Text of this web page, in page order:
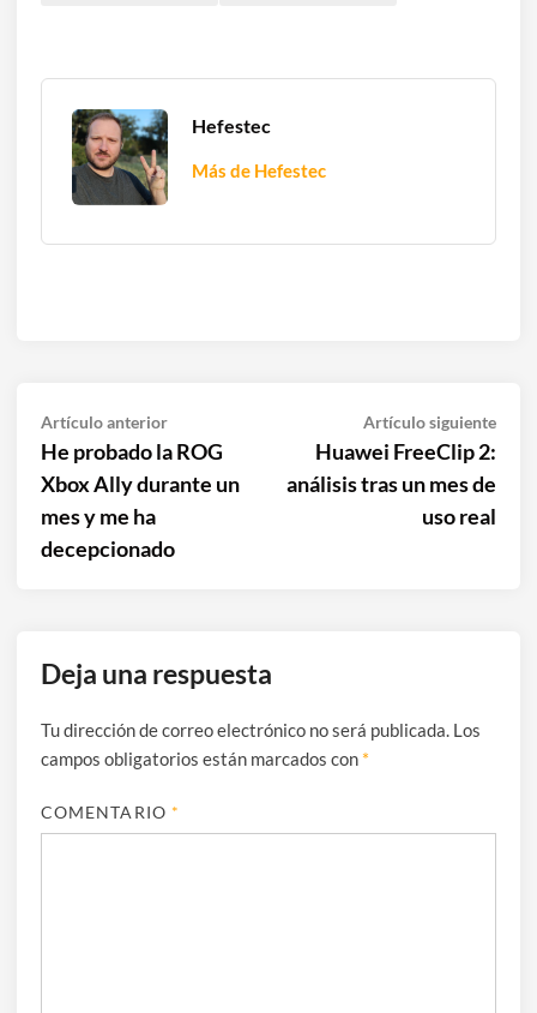
Hefestec
Más de Hefestec
Navegación
de
entradas
Artículo anteriorArtículo
anterior:
He probado la ROG
Xbox Ally durante un
mes y me ha
decepcionado
Artículo siguiente
Huawei FreeClip 2:
análisis tras un mes de
uso real
Deja una respuesta
Tu dirección de correo electrónico no será publicada. Los
campos obligatorios están marcados con *
COMENTARIO *